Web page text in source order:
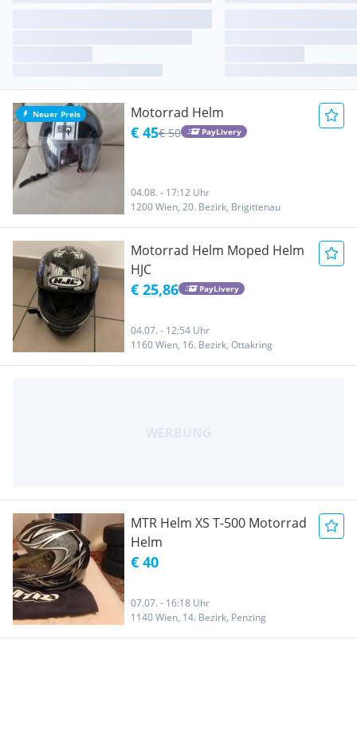
Neuer Preis Motorrad Helm
€ 45€ 50 PayLivery
04.08. - 17:12 Uhr
1200 Wien, 20. Bezirk, Brigittenau
Motorrad Helm Moped Helm
HJC
€ 25,86 PayLivery
04.07. - 12:54 Uhr
1160 Wien, 16. Bezirk, Ottakring
MTR Helm XS T-500 Motorrad
Helm
€ 40
07.07. - 16:18 Uhr
1140 Wien, 14. Bezirk, Penzing